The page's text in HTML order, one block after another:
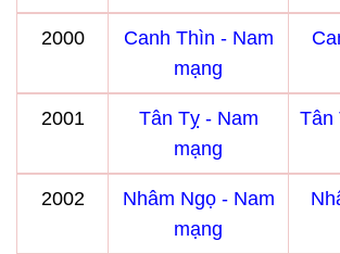
2000
Canh Thìn - Nam
mạng
2001
Tân Tỵ - Nam
mạng
Tân
2002
Nhâm Ngọ - Nam
mạng